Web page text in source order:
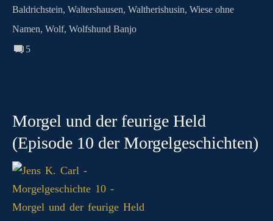
Baldrichstein, Waltershausen, Waltherishusin, Wiese ohne
Namen, Wolf, Wolfshund Banjo
5
Morgel und der feurige Held
(Episode 10 der Morgelgeschichten)